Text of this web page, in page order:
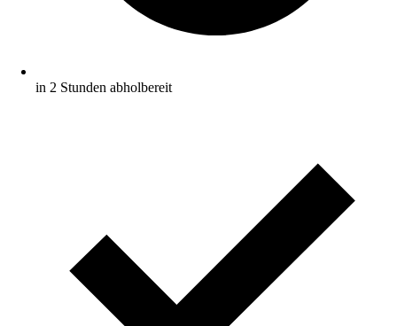
in 2 Stunden abholbereit